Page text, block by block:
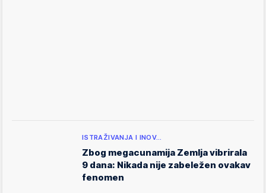
ISTRAŽIVANJA I INOV…
Zbog megacunamija Zemlja vibrirala
9 dana: Nikada nije zabeležen ovakav
fenomen